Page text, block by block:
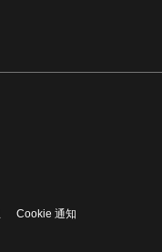
Cookie 通知